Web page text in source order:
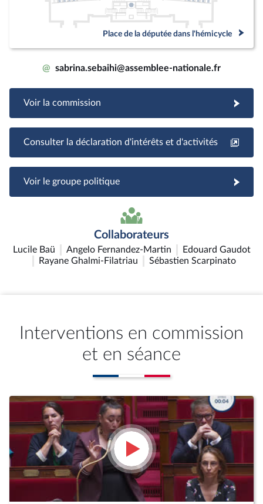
Place de la députée dans l'hémicycle
@ sabrina.sebaihi@assemblee-nationale.fr
Voir la commission
Consulter la déclaration d'intérêts et d'activités
Voir le groupe politique
Collaborateurs
Lucile Baü Angelo Fernandez-Martin
Edouard Gaudot
Rayane Ghalmi-Filatriau
Sébastien Scarpinato
Interventions en commission
et en séance